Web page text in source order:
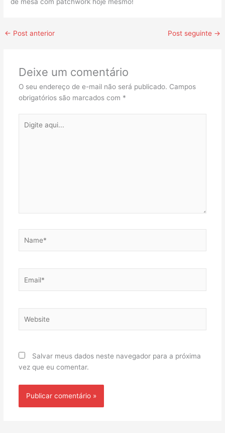
de mesa com patchwork hoje mesmo!
← Post anterior Post seguinte →
Deixe um comentário
O seu endereço de e-mail não será publicado. Campos
obrigatórios são marcados com *
aqui...
Salvar meus dados neste navegador para a próxima
vez que eu comentar.